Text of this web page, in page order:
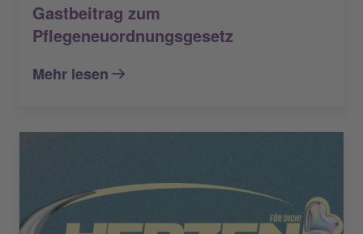
Gastbeitrag zum
Pflegeneuordnungsgesetz
Mehr lesen